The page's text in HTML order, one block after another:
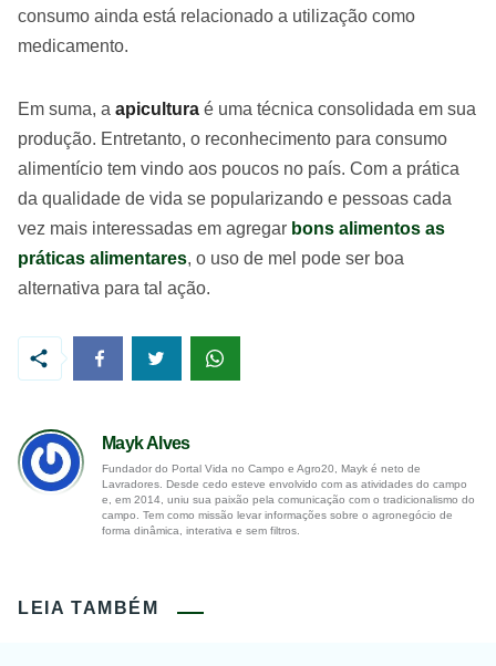
consumo ainda está relacionado a utilização como
medicamento.
Em suma, a apicultura é uma técnica consolidada em sua
produção. Entretanto, o reconhecimento para consumo
alimentício tem vindo aos poucos no país. Com a prática
da qualidade de vida se popularizando e pessoas cada
vez mais interessadas em agregar bons alimentos as
práticas alimentares, o uso de mel pode ser boa
alternativa para tal ação.
Mayk Alves
Fundador do Portal Vida no Campo e Agro20, Mayk é neto de
Lavradores. Desde cedo esteve envolvido com as atividades do campo
e, em 2014, uniu sua paixão pela comunicação com o tradicionalismo do
campo. Tem como missão levar informações sobre o agronegócio de
forma dinâmica, interativa e sem filtros.
LEIA TAMBÉM